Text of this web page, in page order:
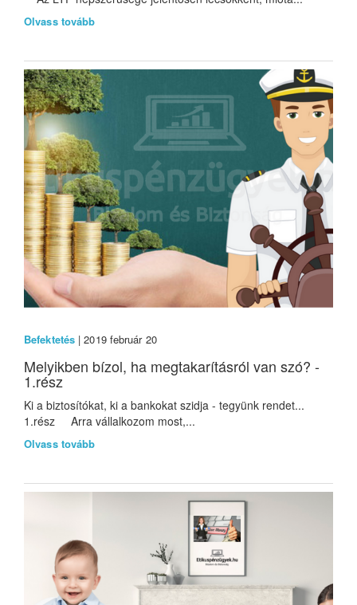
Olvass tovább
Befektetés | 2019 február 20
Melyikben bízol, ha megtakarításról van szó? -
1.rész
Ki a biztosítókat, ki a bankokat szidja - tegyünk rendet...
1.rész Arra vállalkozom most,...
Olvass tovább